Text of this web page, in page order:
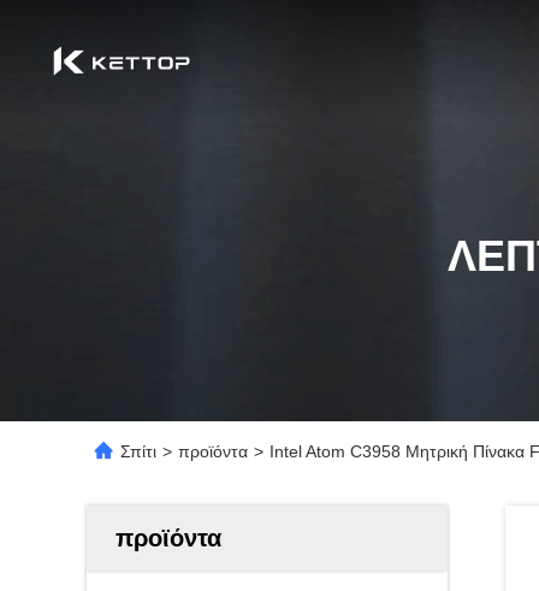
Σπίτι > προϊόντα > Intel Atom C3958 Μητρική Πίνακα
προϊόντα